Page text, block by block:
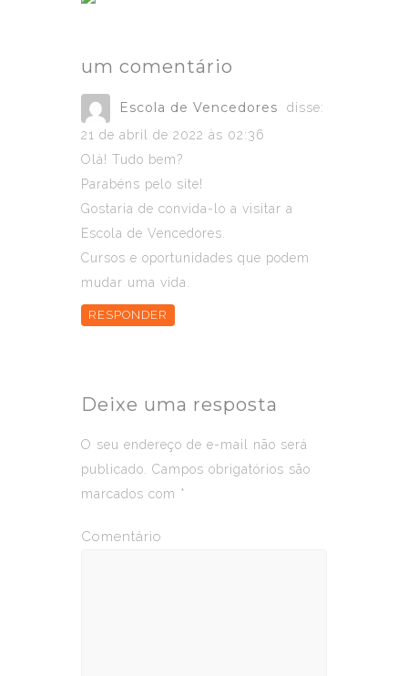
um comentário
Escola de Vencedores
disse:
21 de abril de 2022 às 02:36
Olá! Tudo bem?
Parabéns pelo site!
Gostaria de convida-lo a visitar a
Escola de Vencedores.
Cursos e oportunidades que podem
mudar uma vida.
RESPONDER
Deixe uma resposta
O seu endereço de e-mail não será
publicado.
Campos obrigatórios são
marcados com *
Comentário